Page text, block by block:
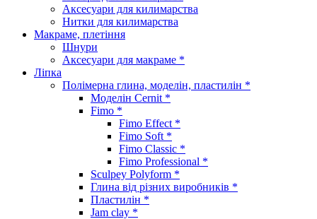
Аксесуари для килимарства
Нитки для килимарства
Макраме, плетіння
Шнури
Аксесуари для макраме *
Ліпка
Полімерна глина, моделін, пластилін *
Моделін Cernit *
Fimo *
Fimo Effect *
Fimo Soft *
Fimo Classic *
Fimo Professional *
Sculpey Polyform *
Глина від різних виробників *
Пластилін *
Jam clay *